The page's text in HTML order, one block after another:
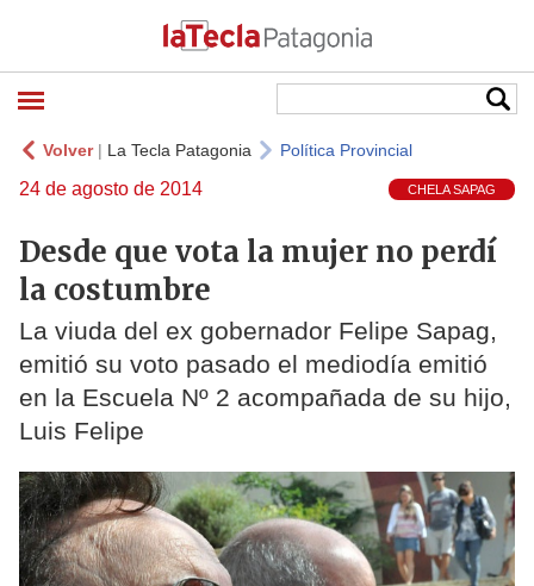
Volver| La Tecla Patagonia Política Provincial
24 de agosto de 2014 CHELA SAPAG
Desde que vota la mujer no perdí
la costumbre
La viuda del ex gobernador Felipe Sapag,
emitió su voto pasado el mediodía emitió
en la Escuela Nº 2 acompañada de su hijo,
Luis Felipe